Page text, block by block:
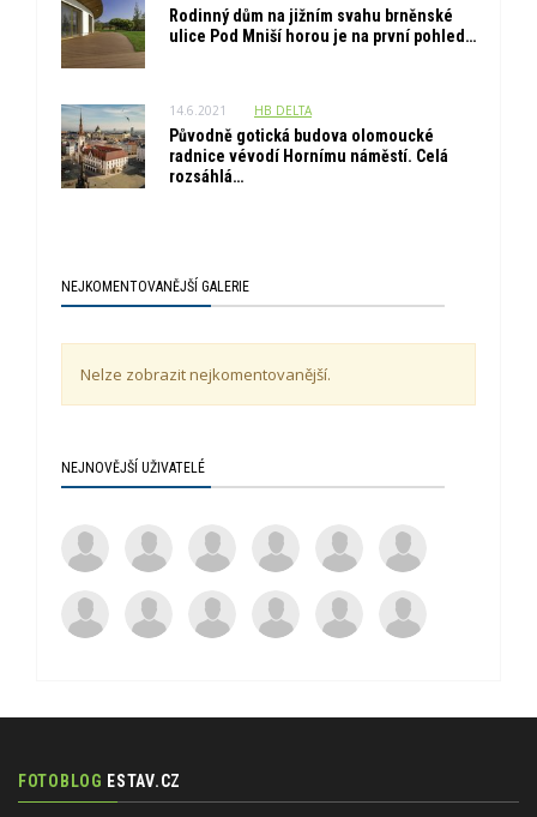
Rodinný dům na jižním svahu brněnské
ulice Pod Mniší horou je na první pohled…
14.6.2021 HB_DELTA
Původně gotická budova olomoucké
radnice vévodí Hornímu náměstí. Celá
rozsáhlá…
NEJKOMENTOVANĚJŠÍ GALERIE
Nelze zobrazit nejkomentovanější.
NEJNOVĚJŠÍ UŽIVATELÉ
FOTOBLOG ESTAV.CZ